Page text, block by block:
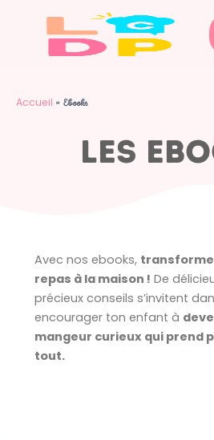
Accueil » Ebooks
les
Avec nos ebooks,
repas à la maison ! De
précieux conseils s’invitent
encourager ton enfant à
mangeur curieux qui prend
tout.